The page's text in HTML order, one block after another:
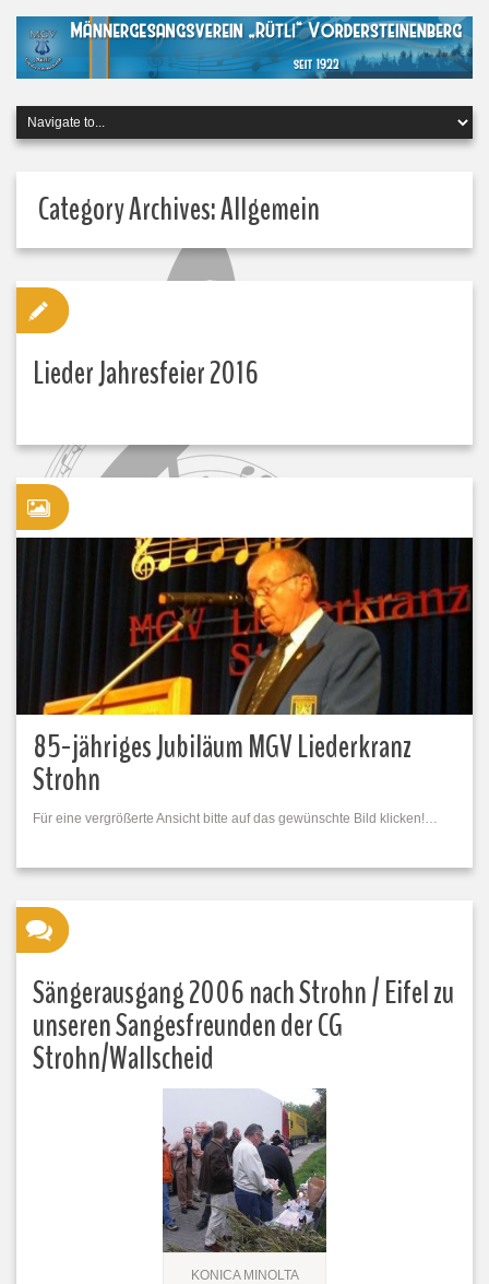
Category Archives:Allgemein
Lieder Jahresfeier 2016
85-jähriges Jubiläum MGV Liederkranz
Strohn
Für eine vergrößerte Ansicht bitte auf das gewünschte Bild klicken!…
Sängerausgang 2006 nach Strohn / Eifel zu
unseren Sangesfreunden der CG
Strohn/Wallscheid
KONICA MINOLTA